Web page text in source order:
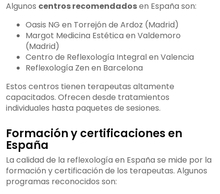
Algunos centros recomendadosen España son:
Oasis NG en Torrejón de Ardoz (Madrid)
Margot Medicina Estética en Valdemoro
(Madrid)
Centro de Reflexología Integral en Valencia
Reflexología Zen en Barcelona
Estos centros tienen terapeutas altamente
capacitados. Ofrecen desde tratamientos
individuales hasta paquetes de sesiones.
Formación y certificaciones en
España
La calidad de la reflexología en España se mide por la
formación y certificación de los terapeutas. Algunos
programas reconocidos son: